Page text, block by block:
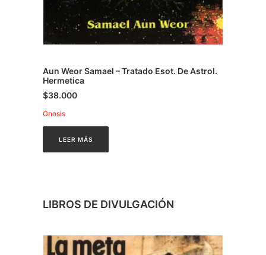
Aun Weor Samael – Tratado Esot. De Astrol.
Hermetica
$38.000
Gnosis
LEER MÁS
LIBROS DE DIVULGACIÓN